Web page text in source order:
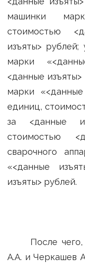
машинки
стоимостью
изъяты>
марки
<данные
марки
единиц,
за <данные
стоимостью
сварочного
«<данные
изъяты> рублей.
После
А.А. и Черкашев